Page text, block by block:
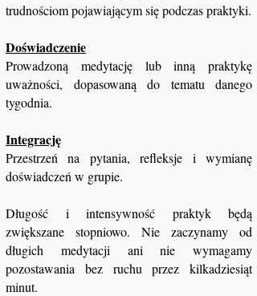
trudnościom pojawiającym się podczas praktyki.
Doświadczenie
Prowadzoną medytację lub inną praktykę
uważności, dopasowaną do tematu danego
tygodnia.
Integrację
Przestrzeń na pytania, refleksje i wymianę
doświadczeń w grupie.
Długość i intensywność praktyk będą
zwiększane stopniowo. Nie zaczynamy od
długich medytacji ani nie wymagamy
pozostawania bez ruchu przez kilkadziesiąt
minut.